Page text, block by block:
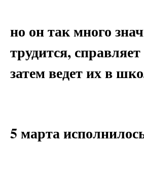
но он так много
трудится,
затем ведет их в
5 марта